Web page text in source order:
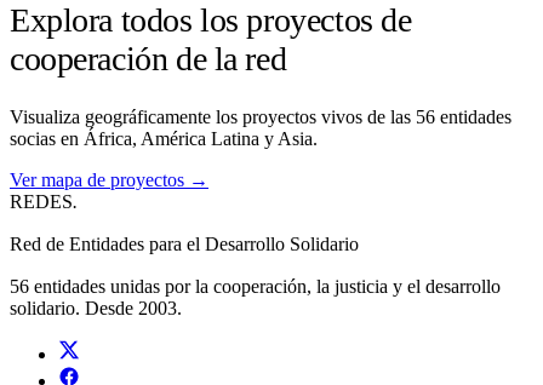
Explora todos los proyectos de
cooperación de la red
Visualiza geográficamente los proyectos vivos de las 56 entidades
socias en África, América Latina y Asia.
Ver mapa de proyectos →
REDES.
Red de Entidades para el Desarrollo Solidario
56 entidades unidas por la cooperación, la justicia y el desarrollo
solidario. Desde 2003.